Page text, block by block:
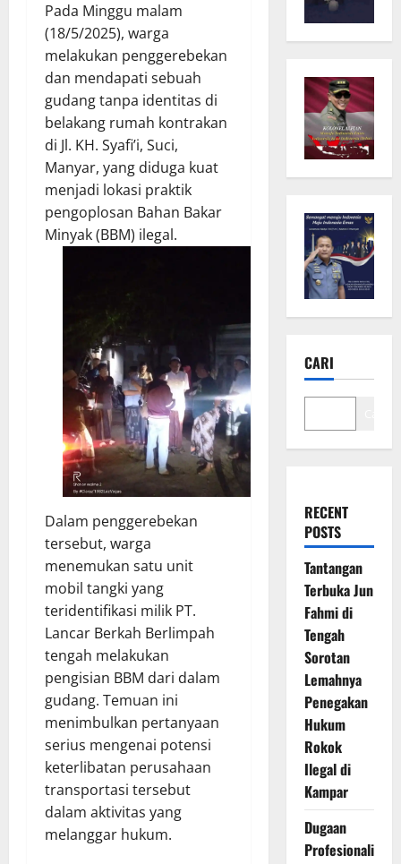
Pada Minggu malam
(18/5/2025), warga
melakukan penggerebekan
dan mendapati sebuah
gudang tanpa identitas di
belakang rumah kontrakan
di Jl. KH. Syafi’i, Suci,
Manyar, yang diduga kuat
menjadi lokasi praktik
pengoplosan Bahan Bakar
Minyak (BBM) ilegal.
Dalam penggerebekan
tersebut, warga
menemukan satu unit
mobil tangki yang
teridentifikasi milik PT.
Lancar Berkah Berlimpah
tengah melakukan
pengisian BBM dari dalam
gudang. Temuan ini
menimbulkan pertanyaan
serius mengenai potensi
keterlibatan perusahaan
transportasi tersebut
dalam aktivitas yang
melanggar hukum.
CARI
RECENT
POSTS
Tantangan
Terbuka Jun
Fahmi di
Tengah
Sorotan
Lemahnya
Penegakan
Hukum
Rokok
Ilegal di
Kampar
Dugaan
Profesionali